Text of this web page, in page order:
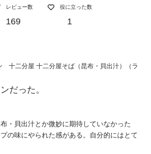
レビュー数
169
役に立った数
1
十二分屋 十二分屋そば（昆布・貝出汁）（ラ
だった。
・貝出汁とか微妙に期待していなかった
の味にやられた感がある。自分的にはとて